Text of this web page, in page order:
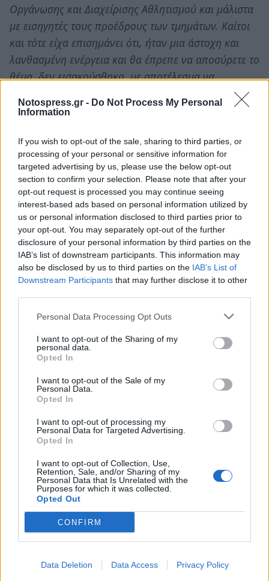
Notospress.gr - Do Not Process My Personal
Information
If you wish to opt-out of the sale, sharing to third parties, or
processing of your personal or sensitive information for
targeted advertising by us, please use the below opt-out
section to confirm your selection. Please note that after your
opt-out request is processed you may continue seeing
interest-based ads based on personal information utilized by
us or personal information disclosed to third parties prior to
your opt-out. You may separately opt-out of the further
disclosure of your personal information by third parties on the
IAB’s list of downstream participants. This information may
also be disclosed by us to third parties on the IAB’s List of
Downstream Participants that may further disclose it to other
Personal Data Processing Opt Outs
I want to opt-out of the Sharing of my
personal data.
Opted In
I want to opt-out of the Sale of my
Personal Data.
Opted In
I want to opt-out of processing my
Personal Data for Targeted Advertising.
Opted In
I want to opt-out of Collection, Use,
Retention, Sale, and/or Sharing of my
Personal Data that Is Unrelated with the
Purposes for which it was collected.
Opted Out
CONFIRM
Data Deletion Data Access Privacy Policy
Οργάνωσης και Διαχείρισης Αθλητισμού και μάλιστα
με εισηγητές τους προέδρους των τμημάτων. Καίτοι
και τότε είχα επισημάνει ότι, ήταν μια άστοχη και
λανθασμένη ενέργεια και θα έπρεπε να αποσύρετε το
θέμα, δεν εισακούσθηκα, με αποτέλεσμα να
οδηγηθούμε στην παρωδία μίας συζήτησης με την
παρουσία μόνο των συνδικαλιστών των ΔΕΠ και των
προέδρων των σχολών.
Επειδή, όπως προανέφερα, τα μηνύματα για
σύντομες και αιφνιδιαστικές εξελίξεις στην ανώτατη
εκπαίδευση και του νομού μας είναι ανησυχητικά και
δυσοίωνα, υποβάλλω την τοποθέτησή μου
εγγράφως, ώστε άμεσα να προκαλέσετε συνάντηση
στην οποία να συμμετέχουν η πολιτική ηγεσία του
τόπου, η αυτοδιοικητική ηγεσία, η Εκκλησία, το
Επιμελητήριο, ο Εμπορικός Σύλλογος, ο σύλλογος
άλλος από τους τοπικούς φορείς κρίνετε εσείς
σκόπιμο να μετέχουν.
Όπως και παλαιότερα στη διεκδίκηση, έτσι και τώρα
στην υποστήριξη του θέματος, μέσα από αυτή τη
συνάντηση οι συλλογικές αποφάσεις για τις επόμενες
ενέργειες στην κατεύθυνση της διατήρησης των
σχολών στον τόπο μας, θα μπορέσουν να
εξελίξεις.
Κύριε Δήμαρχε,
Κλείνοντας, παρακαλώ, όπως επισπεύστε τους
χρόνους ανάληψης μιας τέτοιας πρωτοβουλίας,
ολοκλήρου κατάργηση των σχολών σημαίνει, εκτός